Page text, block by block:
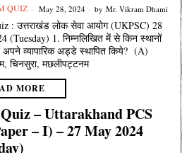
QUIZ May 28, 2024 by Mr. Vikram Dhami
: उत्तराखंड लोक सेवा आयोग (UKPSC) 28
(Tuesday) 1. निम्नलिखित में से किन स्थानों
व्यापारिक अड्डे स्थापित किये? (A)
चिनसुरा, मछलीपट्टनम
MORE
– Uttarakhand PCS
– I) – 27 May 2024